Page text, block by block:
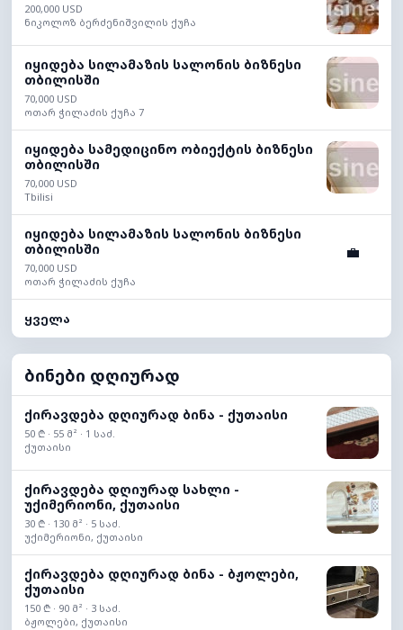
200,000 USD
ნიკოლოზ ბერძენიშვილის ქუჩა
იყიდება სილამაზის სალონის ბიზნესი
თბილისში
70,000 USD
ოთარ ჭილაძის ქუჩა 7
იყიდება სამედიცინო ობიექტის ბიზნესი
თბილისში
70,000 USD
Tbilisi
იყიდება სილამაზის სალონის ბიზნესი
თბილისში
70,000 USD
ოთარ ჭილაძის ქუჩა
💼
ყველა
ბინები დღიურად
ქირავდება დღიურად ბინა - ქუთაისი
50 ₾ · 55 მ² · 1 საძ.
ქუთაისი
ქირავდება დღიურად სახლი -
უქიმერიონი, ქუთაისი
30 ₾ · 130 მ² · 5 საძ.
უქიმერიონი, ქუთაისი
ქირავდება დღიურად ბინა - ბჟოლები,
ქუთაისი
150 ₾ · 90 მ² · 3 საძ.
ბჟოლები, ქუთაისი